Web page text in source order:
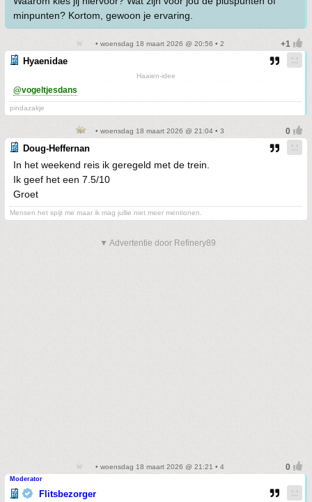
minpunten? Kortom, gewoon je ervaring.
• woensdag 18 maart 2026 @ 20:56 • 2
Hyaenidae
Haaien-idee
@vogeltjesdans
pindazakje
• woensdag 18 maart 2026 @ 21:04 • 3
Doug-Heffernan
In het weekend reis ik geregeld met de trein.
Ik geef het een 7.5/10
Groet
Mensen het spijt me maar ik mag jullie niet meer mentionen.
▼ Advertentie door Refinery89
• woensdag 18 maart 2026 @ 21:21 • 4
Moderator
Flitsbezorger